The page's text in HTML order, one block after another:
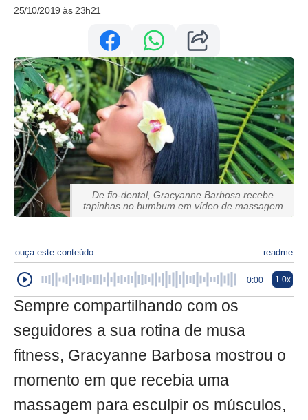
25/10/2019 às 23h21
De fio-dental, Gracyanne Barbosa recebe
tapinhas no bumbum em vídeo de massagem
ouça este conteúdo readme
0:00 1.0x
Sempre compartilhando com os
seguidores a sua rotina de musa
fitness, Gracyanne Barbosa mostrou o
momento em que recebia uma
massagem para esculpir os músculos,